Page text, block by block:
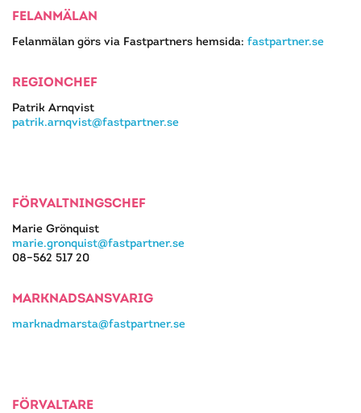
FELANMÄLAN
Felanmälan görs via Fastpartners hemsida: fastpartner.se
REGIONCHEF
Patrik Arnqvist
patrik.arnqvist@fastpartner.se
FÖRVALTNINGSCHEF
Marie Grönquist
marie.gronquist@fastpartner.se
08–562 517 20
MARKNADSANSVARIG
marknadmarsta@fastpartner.se
FÖRVALTARE